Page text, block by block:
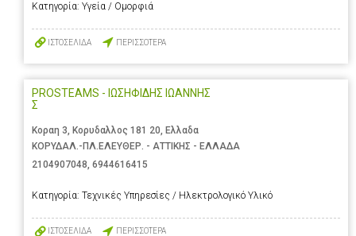
Κατηγορία: Υγεία / Ομορφιά
ΙΣΤΟΣΕΛΙΔΑ ΠΕΡΙΣΣΟΤΕΡΑ
PROSTEAMS - ΙΩΣΗΦΙΔΗΣ ΙΩΑΝΝΗΣ
Σ
Κοραη 3, Κορυδαλλος 181 20, Ελλαδα
ΚΟΡΥΔΑΛ.-ΠΛ.ΕΛΕΥΘΕΡ. - ΑΤΤΙΚΗΣ - ΕΛΛΑΔΑ
2104907048, 6944616415
Κατηγορία: Τεχνικές Υπηρεσίες / Ηλεκτρολογικό Υλικό
ΙΣΤΟΣΕΛΙΔΑ ΠΕΡΙΣΣΟΤΕΡΑ